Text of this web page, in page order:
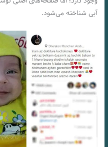
آبی شناخته می‌شود.